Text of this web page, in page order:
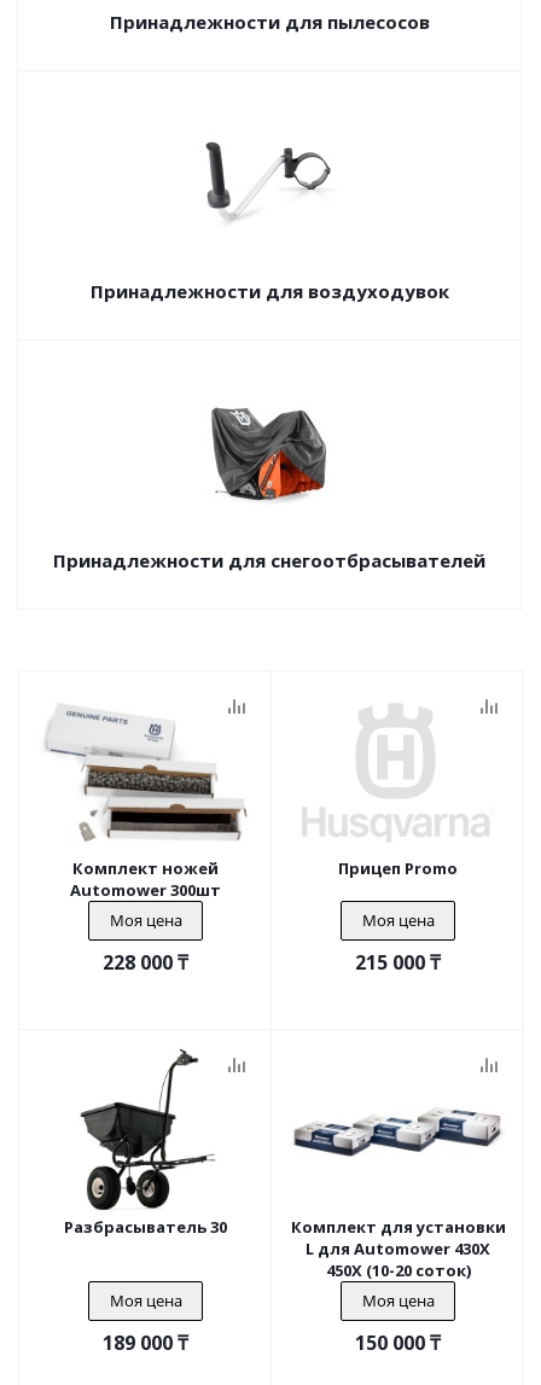
Принадлежности для пылесосов
Принадлежности для воздуходувок
Принадлежности для снегоотбрасывателей
Комплект ножей
Automower 300шт
Моя цена
228 000₸
Прицеп Promo
Моя цена
215 000₸
Разбрасыватель 30
Моя цена
189 000₸
Комплект для установки
L для Automower 430X
450X (10-20 соток)
Моя цена
150 000₸